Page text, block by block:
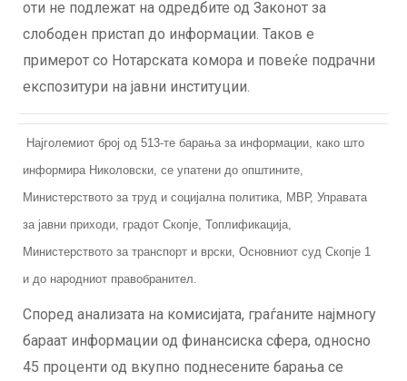
оти не подлежат на одредбите од Законот за
слободен пристап до информации. Таков е
примерот со Нотарската комора и повеќе подрачни
експозитури на јавни институции.
Најголемиот број од 513-те барања за информации, како што
информира Николовски, се упатени до општините,
Министерството за труд и социјална политика, МВР, Управата
за јавни приходи, градот Скопје, Топлификација,
Министерството за транспорт и врски, Основниот суд Скопје 1
и до народниот правобранител.
Според анализата на комисијата, граѓаните најмногу
бараат информации од финансиска сфера, односно
45 проценти од вкупно поднесените барања се